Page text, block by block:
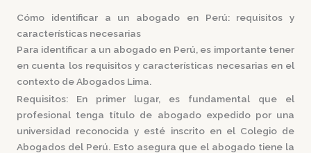
Cómo identificar a un abogado en Perú: requisitos y
características necesarias
Para identificar a un abogado en Perú, es importante tener
en cuenta los requisitos y características necesarias en el
contexto de Abogados Lima.
Requisitos: En primer lugar, es fundamental que el
profesional tenga título de abogado expedido por una
universidad reconocida y esté inscrito en el Colegio de
Abogados del Perú. Esto asegura que el abogado tiene la